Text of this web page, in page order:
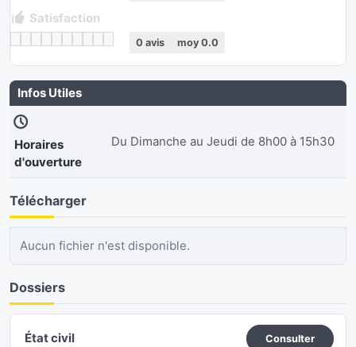
Satisfaction
0 avis moy 0.0
Infos Utiles
Horaires
d'ouverture
Du Dimanche au Jeudi de 8h00 à 15h30
Télécharger
Aucun fichier n'est disponible.
Dossiers
État civil Consulter